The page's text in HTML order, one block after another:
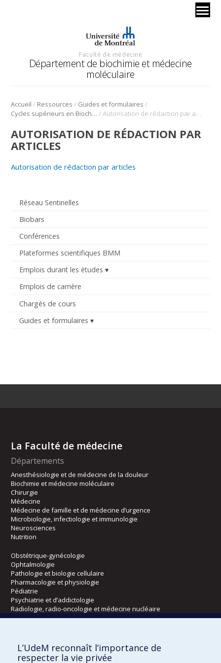
Faculté de médecine
Département de biochimie et médecine
moléculaire
Accueil / Ressources / Guides et formulaires /
Cycles supérieurs en Biochimie / Autorisation de rédaction par articles
Réseau Sentinelles
Biobars
Conférences
Plateformes scientifiques BMM
Emplois durant les études
Emplois de carrière
Chargés de cours
Guides et formulaires
AUTORISATION DE RÉDACTION PAR
ARTICLES
Autorisation de rédaction par articles
La Faculté de médecine
Départements
Anesthésiologie et de médecine de la douleur
Biochimie et médecine moléculaire
Chirurgie
Médecine
Médecine de famille et de médecine d’urgence
Microbiologie, infectiologie et immunologie
Neurosciences
Nutrition
Obstétrique-gynécologie
Ophtalmologie
Pathologie et biologie cellulaire
Pharmacologie et physiologie
Pédiatrie
Psychiatrie et d’addictologie
Radiologie, radio-oncologie et médecine nucléaire
Écoles
Kinésiologie et des sciences de l’activité physique
L’UdeM reconnaît l’importance de
respecter la vie privée